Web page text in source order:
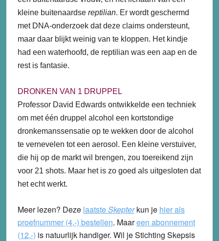
kleine buitenaardse reptilian. Er wordt geschermd
met DNA-onderzoek dat deze claims ondersteunt,
maar daar blijkt weinig van te kloppen. Het kindje
had een waterhoofd, de reptilian was een aap en de
rest is fantasie.
DRONKEN VAN 1 DRUPPEL
Professor David Edwards ontwikkelde een techniek
om met één druppel alcohol een kortstondige
dronkemanssensatie op te wekken door de alcohol
te vernevelen tot een aerosol. Een kleine verstuiver,
die hij op de markt wil brengen, zou toereikend zijn
voor 21 shots. Maar het is zo goed als uitgesloten dat
het echt werkt.
Meer lezen? Deze laatsteSkepterkun je hier als
proefnummer (4,-) bestellen. Maareen abonnement
(12,-) is natuurlijk handiger. Wil je Stichting Skepsis